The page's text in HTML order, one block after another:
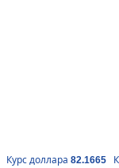
Курс доллара 82.1665